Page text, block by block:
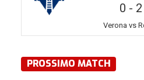
0 - 2
Verona vs
PROSSIMO MATCH